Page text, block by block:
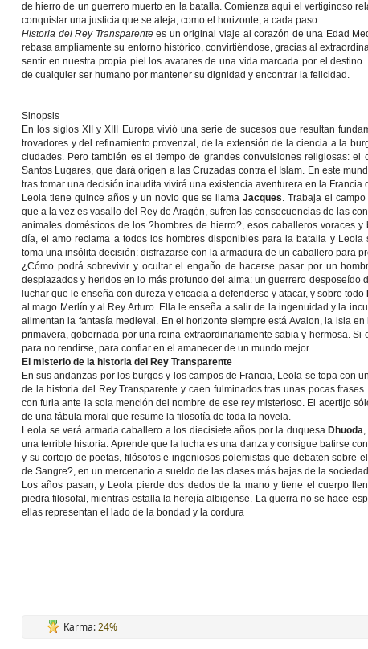
de hierro de un guerrero muerto en la batalla. Comienza aquí el vertiginoso
conquistar una justicia que se aleja, como el horizonte, a cada paso.
Historia del Rey Transparentees un original viaje al corazón de una Edad
rebasa ampliamente su entorno histórico, convirtiéndose, gracias al
sentir en nuestra propia piel los avatares de una vida marcada por el
de cualquier ser humano por mantener su dignidad y encontrar la felicidad.
Sinopsis
En los siglos XII y XIII Europa vivió una serie de sucesos que resultan
trovadores y del refinamiento provenzal, de la extensión de la ciencia a la
ciudades. Pero también es el tiempo de grandes convulsiones religiosas:
Santos Lugares, que dará origen a las Cruzadas contra el Islam. En este
tras tomar una decisión inaudita vivirá una existencia aventurera en la Francia
Leola tiene quince años y un novio que se llamaJacques. Trabaja el
que a la vez es vasallo del Rey de Aragón, sufren las consecuencias de las
animales domésticos de los ?hombres de hierro?, esos caballeros voraces
día, el amo reclama a todos los hombres disponibles para la batalla y
toma una insólita decisión: disfrazarse con la armadura de un caballero para
¿Cómo podrá sobrevivir y ocultar el engaño de hacerse pasar por un
desplazados y heridos en lo más profundo del alma: un guerrero
luchar que le enseña con dureza y eficacia a defenderse y atacar, y sobre todo
al mago Merlín y al Rey Arturo. Ella le enseña a salir de la ingenuidad y la
alimentan la fantasía medieval. En el horizonte siempre está Avalon, la isla
primavera, gobernada por una reina extraordinariamente sabia y hermosa.
para no rendirse, para confiar en el amanecer de un mundo mejor.
El misterio de la historia del Rey Transparente
En sus andanzas por los burgos y los campos de Francia, Leola se topa con
de la historia del Rey Transparente y caen fulminados tras unas pocas
con furia ante la sola mención del nombre de ese rey misterioso. El acertijo
de una fábula moral que resume la filosofía de toda la novela.
Leola se verá armada caballero a los diecisiete años por la duquesa Dhuoda
una terrible historia. Aprende que la lucha es una danza y consigue batirse
y su cortejo de poetas, filósofos e ingeniosos polemistas que debaten sobre
de Sangre?, en un mercenario a sueldo de las clases más bajas de la
Los años pasan, y Leola pierde dos dedos de la mano y tiene el cuerpo
piedra filosofal, mientras estalla la herejía albigense. La guerra no se hace
ellas representan el lado de la bondad y la cordura
Karma:24%